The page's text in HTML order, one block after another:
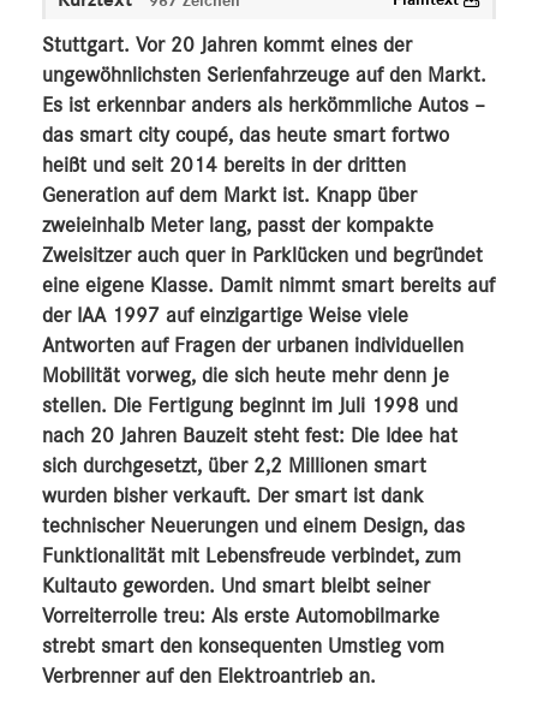
Stuttgart. Vor 20 Jahren kommt eines der
ungewöhnlichsten Serienfahrzeuge auf den Markt.
Es ist erkennbar anders als herkömmliche Autos –
das smart city coupé, das heute smart fortwo
heißt und seit 2014 bereits in der dritten
Generation auf dem Markt ist. Knapp über
zweieinhalb Meter lang, passt der kompakte
Zweisitzer auch quer in Parklücken und begründet
eine eigene Klasse. Damit nimmt smart bereits auf
der IAA 1997 auf einzigartige Weise viele
Antworten auf Fragen der urbanen individuellen
Mobilität vorweg, die sich heute mehr denn je
stellen. Die Fertigung beginnt im Juli 1998 und
nach 20 Jahren Bauzeit steht fest: Die Idee hat
sich durchgesetzt, über 2,2 Millionen smart
wurden bisher verkauft. Der smart ist dank
technischer Neuerungen und einem Design, das
Funktionalität mit Lebensfreude verbindet, zum
Kultauto geworden. Und smart bleibt seiner
Vorreiterrolle treu: Als erste Automobilmarke
strebt smart den konsequenten Umstieg vom
Verbrenner auf den Elektroantrieb an.